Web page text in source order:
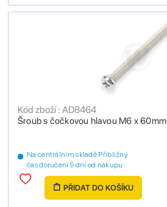
Šroub s čočkovou hlavou M6 x 60mm
Kód zboží : AD8464
Na centrálním skladě Přibližný
čas doručení 9 dní od nákupu
PŘIDAT DO KOŠÍKU